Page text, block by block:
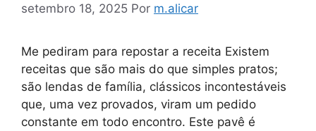
setembro 18, 2025 Por m.alicar
Me pediram para repostar a receita Existem
receitas que são mais do que simples pratos;
são lendas de família, clássicos incontestáveis
que, uma vez provados, viram um pedido
constante em todo encontro. Este pavê é